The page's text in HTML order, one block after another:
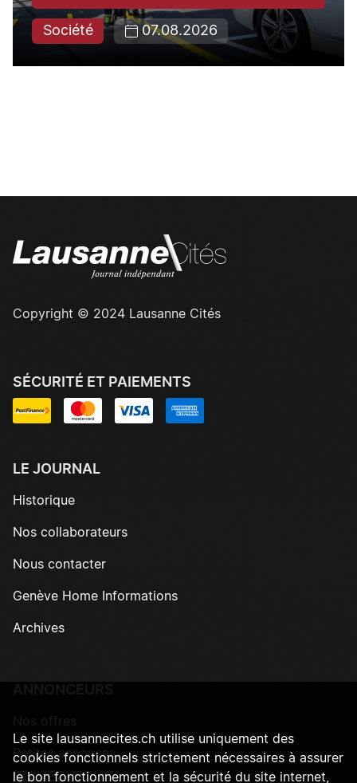
Société 07.08.2026
Copyright © 2024 Lausanne Cités
SÉCURITÉ ET PAIEMENTS
LE JOURNAL
Historique
Nos collaborateurs
Nous contacter
Genève Home Informations
Archives
Petites annonces
SUIVEZ-NOUS
Le site lausannecites.ch utilise uniquement des
cookies fonctionnels strictement nécessaires à assurer
le bon fonctionnement et la sécurité du site internet,